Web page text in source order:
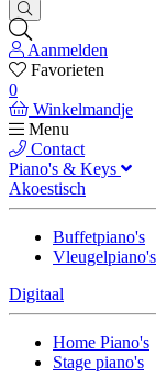
Aanmelden
Favorieten
0
Winkelmandje
Menu
Contact
Piano's & Keys
Akoestisch
Buffetpiano's
Vleugelpiano's
Digitaal
Home Piano's
Stage piano's